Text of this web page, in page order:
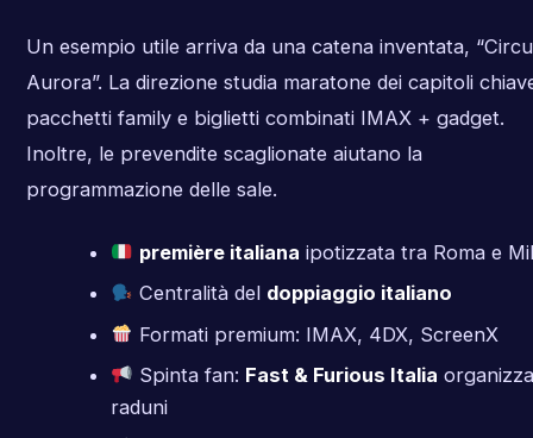
Un esempio utile arriva da una catena inventata,
Aurora”. La direzione studia maratone dei capitoli
pacchetti family e biglietti combinati IMAX + gadget.
Inoltre, le prevendite scaglionate aiutano la
programmazione delle sale.
première italiana ipotizzata tra Roma e
Centralità del doppiaggio italiano
Formati premium: IMAX, 4DX, ScreenX
Spinta fan: Fast & Furious Italia organizza
raduni